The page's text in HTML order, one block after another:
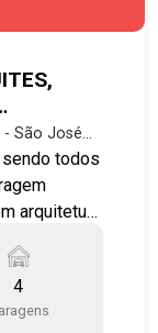
NO
- São José
todos
dupla
-
4